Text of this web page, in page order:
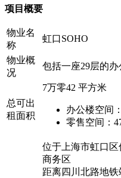
项目概要
物业名
称
虹口SOHO
物业概
况
包括一座29层的
总可出
租面积
7万零42 平方米
办公楼空间
零售空间：
位于上海市虹口
商务区
距离四川北路地